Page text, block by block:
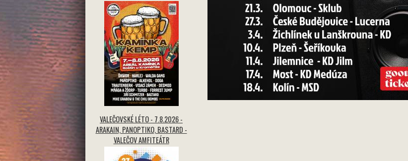
VALEČOVSKÉ LÉTO - 7.8.2026 -
ARAKAIN, PANOPTIKO, BASTARD -
VALEČOV AMFITEÁTR